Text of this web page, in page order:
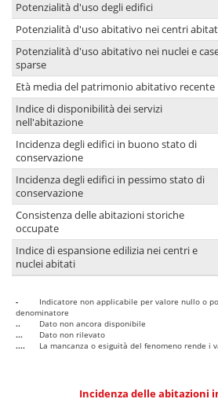
Potenzialità d'uso degli edifici
Potenzialità d'uso abitativo nei centri
Potenzialità d'uso abitativo nei nuclei e
sparse
Età media del patrimonio abitativo recente
Indice di disponibilità dei servizi
nell'abitazione
Incidenza degli edifici in buono stato di
conservazione
Incidenza degli edifici in pessimo stato di
conservazione
Consistenza delle abitazioni storiche
occupate
Indice di espansione edilizia nei centri e
nuclei abitati
-
Indicatore non applicabile per valore nullo o
denominatore
..
Dato non ancora disponibile
...
Dato non rilevato
....
La mancanza o esiguità del fenomeno rende i
Incidenza delle abitazioni